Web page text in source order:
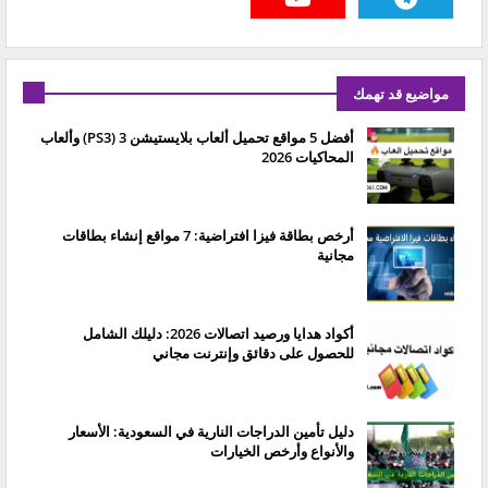
مواضيع قد تهمك
أفضل 5 مواقع تحميل ألعاب بلايستيشن 3 (PS3) وألعاب
المحاكيات 2026
أرخص بطاقة فيزا افتراضية: 7 مواقع إنشاء بطاقات
مجانية
أكواد هدايا ورصيد اتصالات 2026: دليلك الشامل
للحصول على دقائق وإنترنت مجاني
دليل تأمين الدراجات النارية في السعودية: الأسعار
والأنواع وأرخص الخيارات